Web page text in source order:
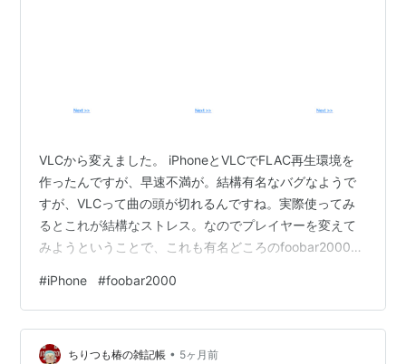
VLCから変えました。 iPhoneとVLCでFLAC再生環境を
作ったんですが、早速不満が。結構有名なバグなようで
すが、VLCって曲の頭が切れるんですね。実際使ってみ
るとこれが結構なストレス。なのでプレイヤーを変えて
みようということで、これも有名どころのfoobar2000に
かれます。ここでftpを選択してやるとiPhone内にftpサ
ーバが起動して転送できるようになります。FileZilla等使
ってディレクトリごと送り込んでやるだけなのでここは
簡単でした。 問題は曲と一緒に送り込んだプレイリス
#iPhone #foobar2000
ちりつも椿の雑記帳 • 5ヶ月前